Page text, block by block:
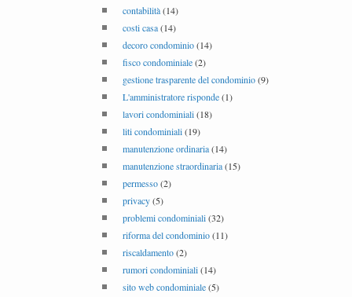
contabilità(14)
costi casa(14)
decoro condominio(14)
fisco condominiale(2)
gestione trasparente del condominio(9)
L'amministratore risponde(1)
lavori condominiali(18)
liti condominiali(19)
manutenzione ordinaria(14)
manutenzione straordinaria(15)
permesso(2)
privacy(5)
problemi condominiali(32)
riforma del condominio(11)
riscaldamento(2)
rumori condominiali(14)
sito web condominiale(5)